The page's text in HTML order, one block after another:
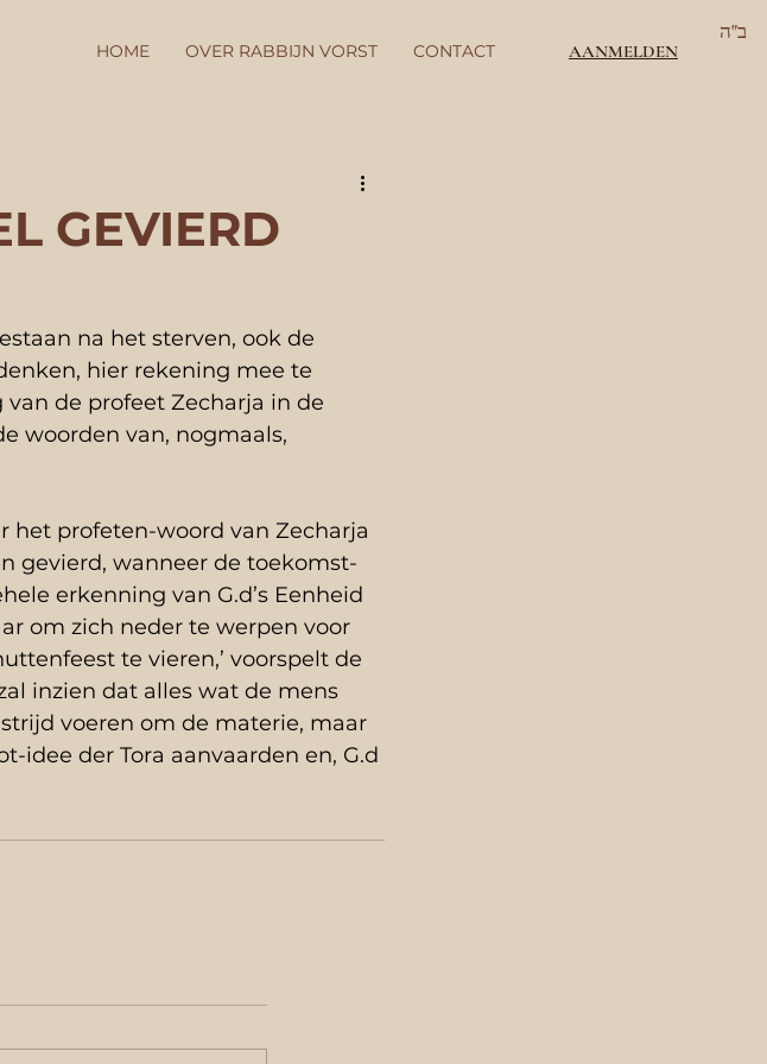
HOME OVER RABBIJN VORST CONTACT AANMELDEN
ב"ה
GEVIERD
na het sterven, ook de
hier rekening mee te
de profeet Zecharja in de
woorden van, nogmaals,
het profeten-woord van Zecharja
gevierd, wanneer de toekomst-
erkenning van G.d’s Eenheid
om zich neder te werpen voor
te vieren,’ voorspelt de
inzien dat alles wat de mens
voeren om de materie, maar
idee der Tora aanvaarden en, G.d